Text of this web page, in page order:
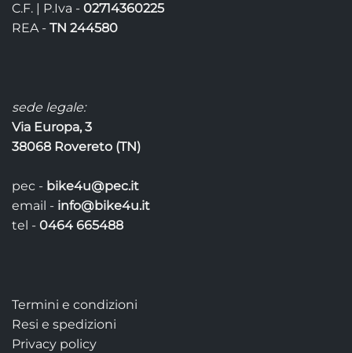
C.F. | P.Iva - 02714360225
REA - TN 244580
sede legale:
Via Europa, 3
38068 Rovereto (TN)
pec - bike4u@pec.it
email - info@bike4u.it
tel - 0464 665488
Termini e condizioni
Resi e spedizioni
Privacy policy